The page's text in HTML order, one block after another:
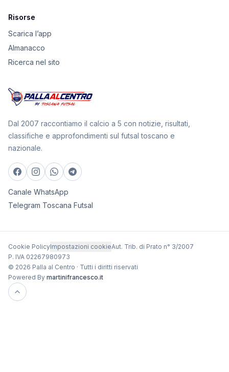
Risorse
Scarica l’app
Almanacco
Ricerca nel sito
Dal 2007 raccontiamo il calcio a 5 con notizie, risultati,
classifiche e approfondimenti sul futsal toscano e
nazionale.
Canale WhatsApp
Telegram Toscana Futsal
Cookie PolicyImpostazioni cookieAut. Trib. di Prato n° 3/2007
P. IVA 02267980973
© 2026 Palla al Centro · Tutti i diritti riservati
Powered By martinifrancesco.it